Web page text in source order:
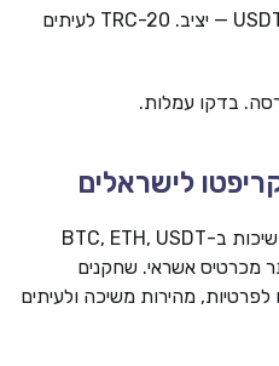
BTC — הכי נפוץ; ETH — מהיר; USDT — יציב. TRC-20 לעיתים
לישראלים
קזינו קריפטו מאפשר הפקדות ומשיכות ב-BTC, ETH, USDT
מכרטיס אשראי. שחקנים
קריפטו לפרטיות, מהירות משיכה ולעיתים